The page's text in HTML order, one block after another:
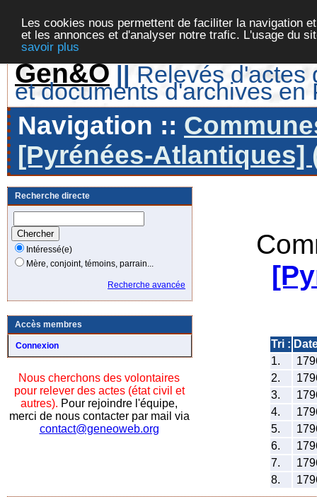
Les cookies nous permettent de faciliter la navigation
et les annonces et d'analyser notre trafic. L'usage du
savoir plus
Gen&O || Relevés d'actes
et documents d'archives en
Navigation ::
[Pyrénées-Atlantiques]
Recherche directe
Intéressé(e)
Mère, conjoint, témoins, parrain...
Recherche avancée
Accès membres
Connexion
Nous cherchons des volontaires
pour relever des actes (état civil et
autres). Pour rejoindre l'équipe,
merci de nous contacter par mail via
contact@geneoweb.org
Tri :
1.
2.
3.
4.
5.
6.
7.
8.